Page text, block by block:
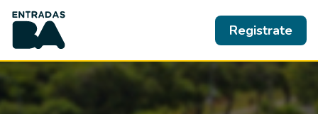
Registrate